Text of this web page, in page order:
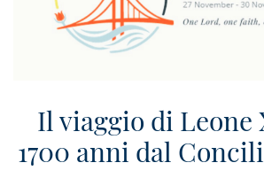
Il viaggio di Leone
1700 anni dal